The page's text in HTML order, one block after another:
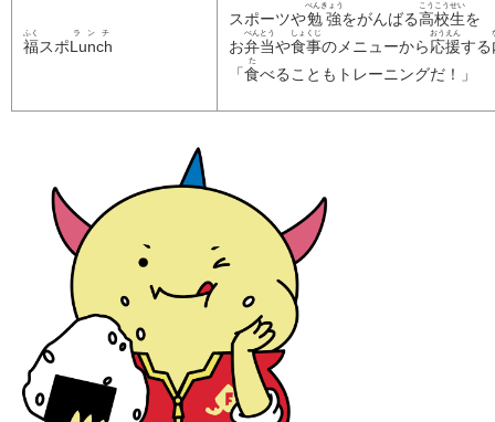
福
ふく
スポLunch
ランチ
スポーツや勉強
べんきょう
をがんばる高校生
こうこうせい
を
お弁当
べんとう
や食事
しょくじ
のメニューから応援
おうえん
する
「食
た
べることもトレーニングだ！」